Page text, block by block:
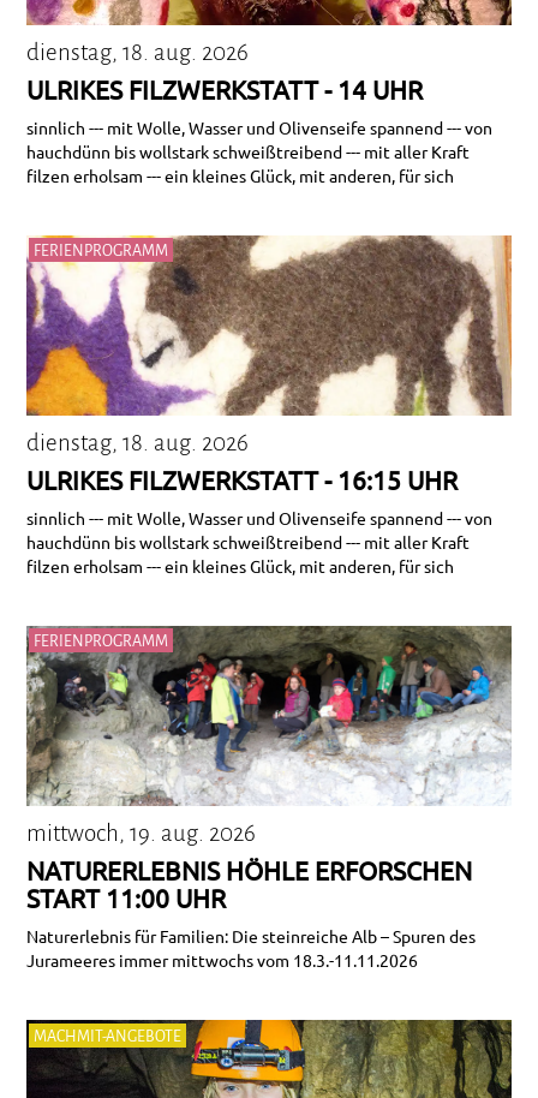
dienstag, 18. aug. 2026
ULRIKES FILZWERKSTATT - 14 UHR
sinnlich --- mit Wolle, Wasser und Olivenseife spannend --- von
hauchdünn bis wollstark schweißtreibend --- mit aller Kraft
filzen erholsam --- ein kleines Glück, mit anderen, für sich
FERIENPROGRAMM
dienstag, 18. aug. 2026
ULRIKES FILZWERKSTATT - 16:15 UHR
sinnlich --- mit Wolle, Wasser und Olivenseife spannend --- von
hauchdünn bis wollstark schweißtreibend --- mit aller Kraft
filzen erholsam --- ein kleines Glück, mit anderen, für sich
FERIENPROGRAMM
mittwoch, 19. aug. 2026
NATURERLEBNIS HÖHLE ERFORSCHEN
START 11:00 UHR
Naturerlebnis für Familien: Die steinreiche Alb – Spuren des
Jurameeres immer mittwochs vom 18.3.-11.11.2026
MACHMIT-ANGEBOTE